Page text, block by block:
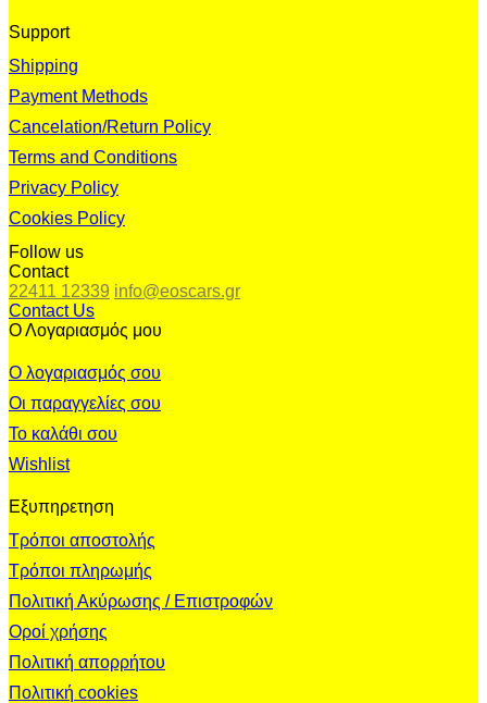
Support
Shipping
Payment Methods
Cancelation/Return Policy
Terms and Conditions
Privacy Policy
Cookies Policy
Follow us
Contact
22411 12339 info@eoscars.gr
Contact Us
Ο Λογαριασμός μου
Ο λογαριασμός σου
Οι παραγγελίες σου
Το καλάθι σου
Wishlist
Εξυπηρετηση
Τρόποι αποστολής
Τρόποι πληρωμής
Πολιτική Ακύρωσης / Επιστροφών
Οροί χρήσης
Πολιτική απορρήτου
Πολιτική cookies